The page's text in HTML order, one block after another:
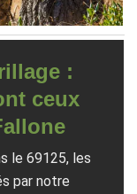
:
ceux
le 69125, les
par notre